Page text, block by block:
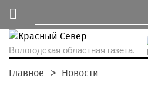
Вологодская областная газета.
Главное Новости